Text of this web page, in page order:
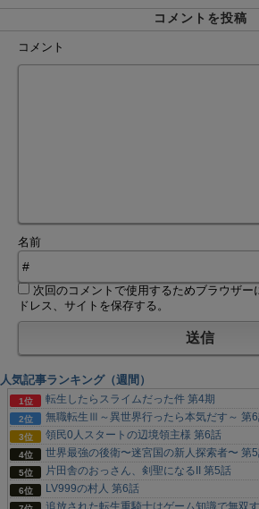
コメントを投稿
コメント
名前
次回のコメントで使用するためブラウザー
ドレス、サイトを保存する。
人気記事ランキング（週間）
転生したらスライムだった件 第4期
無職転生Ⅲ～異世界行ったら本気だす～ 第
領民0人スタートの辺境領主様 第6話
世界最強の後衛〜迷宮国の新人探索者〜 第
片田舎のおっさん、剣聖になるII 第5話
LV999の村人 第6話
追放された転生重騎士はゲーム知識で無双